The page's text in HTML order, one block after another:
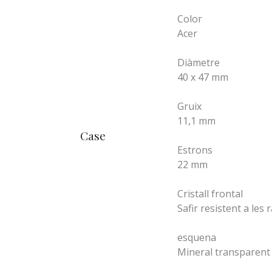
Case
Color
Acer
Diàmetre
40 x 47 mm
Gruix
11,1 mm
Estrons
22 mm
Cristall frontal
Safir resistent a les
esquena
Mineral transparent